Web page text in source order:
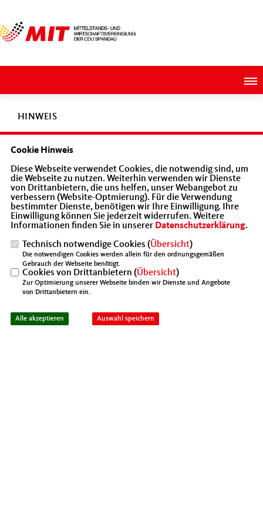
HINWEIS
Angebot nicht.
Stimme der Wirtschaft mit der sozialen Marktwirtschaft als
klares Leitbild
IMPRESSUM DATENSCHUTZ
Mittelstands- und Wirtschaftsunion Berlin
Cookie Hinweis
Diese Webseite verwendet Cookies, die notwendig sind, um
die Webseite zu nutzen. Weiterhin verwenden wir Dienste
von Drittanbietern, die uns helfen, unser Webangebot zu
verbessern (Website-Optmierung). Für die Verwendung
bestimmter Dienste, benötigen wir Ihre Einwilligung. Ihre
Einwilligung können Sie jederzeit widerrufen. Weitere
Informationen finden Sie in unserer Datenschutzerklärung.
Technisch notwendige Cookies (Übersicht)
Die notwendigen Cookies werden allein für den ordnungsgemäßen
Gebrauch der Webseite benötigt.
Cookies von Drittanbietern (Übersicht)
Zur Optimierung unserer Webseite binden wir Dienste und Angebote
von Drittanbietern ein.
Alle akzeptieren Auswahl speichern